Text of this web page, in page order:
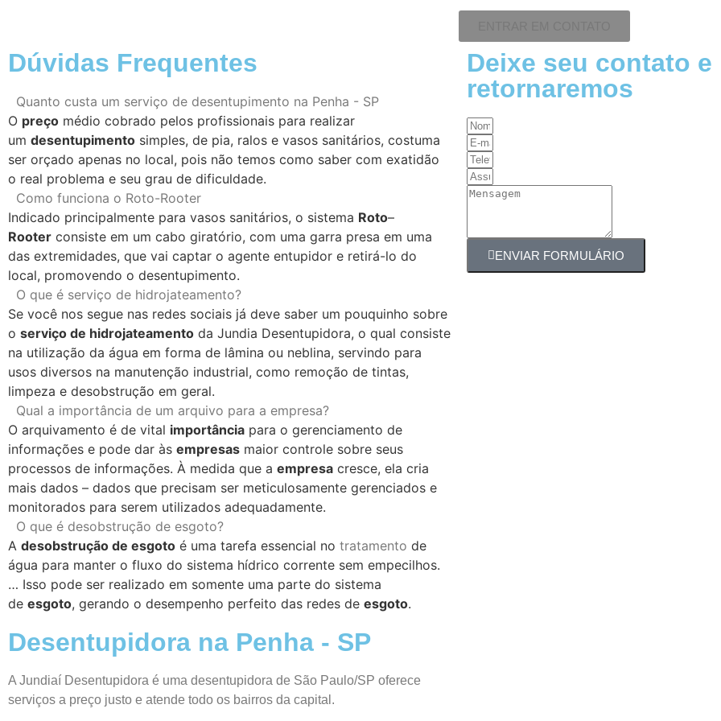
Dúvidas Frequentes
Quanto custa um serviço de desentupimento na Penha - SP
O preço médio cobrado pelos profissionais para realizar
um desentupimento simples, de pia, ralos e vasos sanitários, costuma
ser orçado apenas no local, pois não temos como saber com exatidão
o real problema e seu grau de dificuldade.
Como funciona o Roto-Rooter
Indicado principalmente para vasos sanitários, o sistema Roto–
Rooter consiste em um cabo giratório, com uma garra presa em uma
das extremidades, que vai captar o agente entupidor e retirá-lo do
local, promovendo o desentupimento.
O que é serviço de hidrojateamento?
Se você nos segue nas redes sociais já deve saber um pouquinho sobre
o serviço de hidrojateamento da Jundia Desentupidora, o qual consiste
na utilização da água em forma de lâmina ou neblina, servindo para
usos diversos na manutenção industrial, como remoção de tintas,
limpeza e desobstrução em geral.
Qual a importância de um arquivo para a empresa?
O arquivamento é de vital importância para o gerenciamento de
informações e pode dar às empresas maior controle sobre seus
processos de informações. À medida que a empresa cresce, ela cria
mais dados – dados que precisam ser meticulosamente gerenciados e
monitorados para serem utilizados adequadamente.
O que é desobstrução de esgoto?
A desobstrução de esgoto é uma tarefa essencial no tratamento de
água para manter o fluxo do sistema hídrico corrente sem empecilhos.
… Isso pode ser realizado em somente uma parte do sistema
de esgoto, gerando o desempenho perfeito das redes de esgoto.
Deixe seu contato e
retornaremos
ENVIAR FORMULÁRIO
Desentupidora na Penha - SP
A Jundiaí Desentupidora é uma desentupidora de São Paulo/SP oferece
serviços a preço justo e atende todo os bairros da capital.